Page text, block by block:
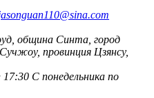
община Синта, город
провинция Цзянсу,
С понедельника по